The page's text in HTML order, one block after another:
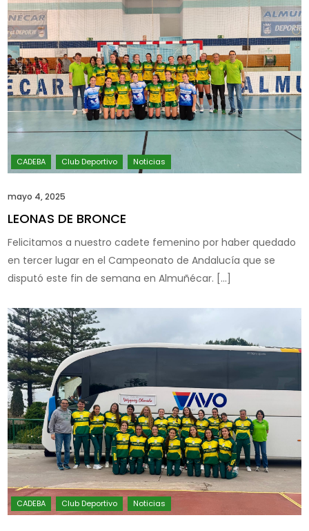
mayo 4, 2025
LEONAS DE BRONCE
Felicitamos a nuestro cadete femenino por haber quedado
en tercer lugar en el Campeonato de Andalucía que se
disputó este fin de semana en Almuñécar. […]